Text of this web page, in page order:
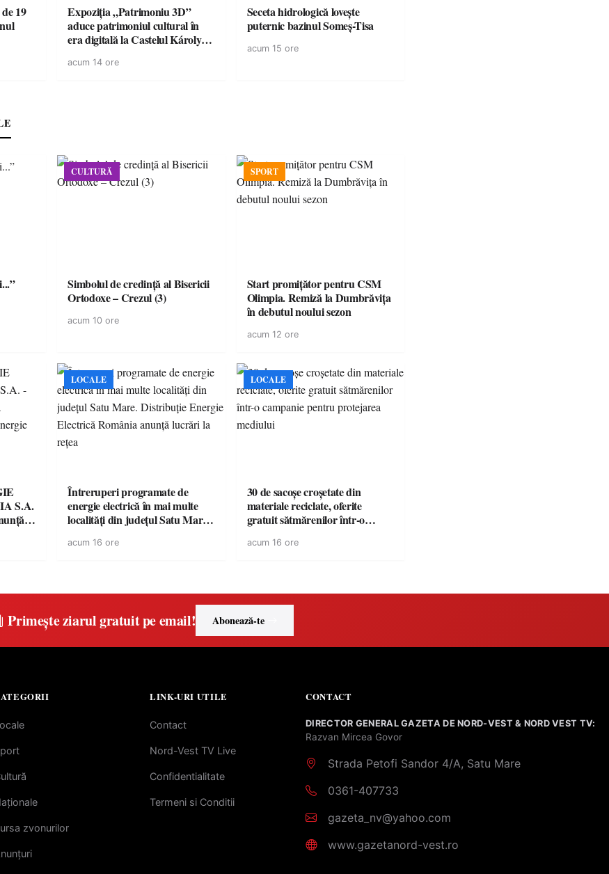
19
Expoziția „Patrimoniu 3D”
aduce patrimoniul cultural în
era digitală la Castelul Károlyi
acum 14 ore
Seceta hidrologică lovește
puternic bazinul Someș-Tisa
acum 15 ore
CULTURĂ
Simbolul de credinţă al Bisericii
Ortodoxe – Crezul (3)
acum 10 ore
SPORT
Start promițător pentru CSM
Olimpia. Remiză la Dumbrăvița
în debutul noului sezon
acum 12 ore
S.A.
LOCALE
Întreruperi programate de
energie electrică în mai multe
localități din județul Satu Mare.
România anunță lucrări la rețea
acum 16 ore
LOCALE
30 de sacoșe croșetate din
materiale reciclate, oferite
gratuit sătmărenilor într-o
mediului
acum 16 ore
Primește ziarul gratuit pe email! Abonează-te
zvonurilor
LINK-URI UTILE
Contact
Nord-Vest TV Live
Confidentialitate
Termeni si Conditii
CONTACT
DIRECTOR GENERAL GAZETA DE NORD-VEST & NORD VEST TV:
Razvan Mircea Govor
Strada Petofi Sandor 4/A, Satu Mare
0361-407733
gazeta_nv@yahoo.com
www.gazetanord-vest.ro